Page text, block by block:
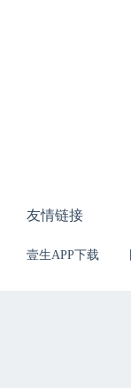
友情链接
壹生APP下载